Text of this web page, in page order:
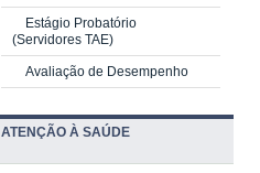
Estágio Probatório
(Servidores TAE)
Avaliação de Desempenho
ATENÇÃO À SAÚDE